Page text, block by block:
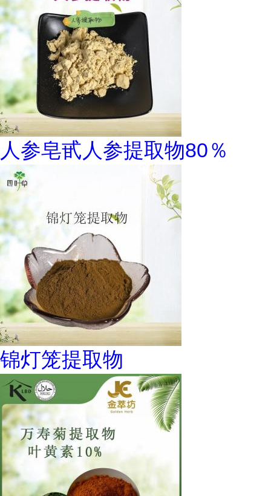
人参皂甙人参提取物80％
锦灯笼提取物